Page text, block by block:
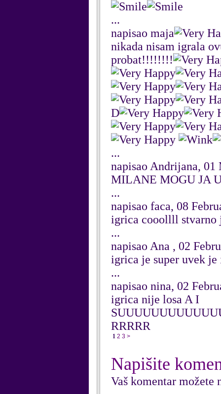
...
napisao maja
nikada nisam igrala
probat!!!!!!!!
D
...
napisao Andrijana, 01
MILANE MOGU JA
...
napisao faca, 08
igrica cooollll stvarno
...
napisao Ana , 02
igrica je super uvek je
...
napisao nina, 02
igrica nije losa A I
RRRRR
1 2 3 >
Napišite
Vaš komentar možete